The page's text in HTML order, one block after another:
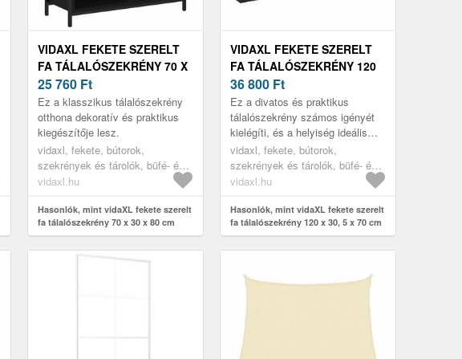
VIDAXL FEKETE SZERELT
FA TÁLALÓSZEKRÉNY 70 X
30 X 80 CM
25 760 Ft
Ez a klasszikus tálalószekrény
otthona dekoratív és praktikus
kiegészítője lesz.
vidaxl, fekete, bútorok,
szekrények és tárolók, büfé- és
tálalóasztalok
vidaxl.hu
Hasonlók, mint vidaXL fekete szerelt
fa tálalószekrény 70 x 30 x 80 cm
VIDAXL FEKETE SZERELT
FA TÁLALÓSZEKRÉNY 120
X 30, 5 X 70 CM
36 800 Ft
Ez a divatos és praktikus
tálalószekrény számos igényét
kielégíti, és a helyiség ideális
kiegészítője lesz.
vidaxl, fekete, bútorok,
szekrények és tárolók, büfé- és
tálalóasztalok
vidaxl.hu
Hasonlók, mint vidaXL fekete szerelt
fa tálalószekrény 120 x 30, 5 x 70 cm